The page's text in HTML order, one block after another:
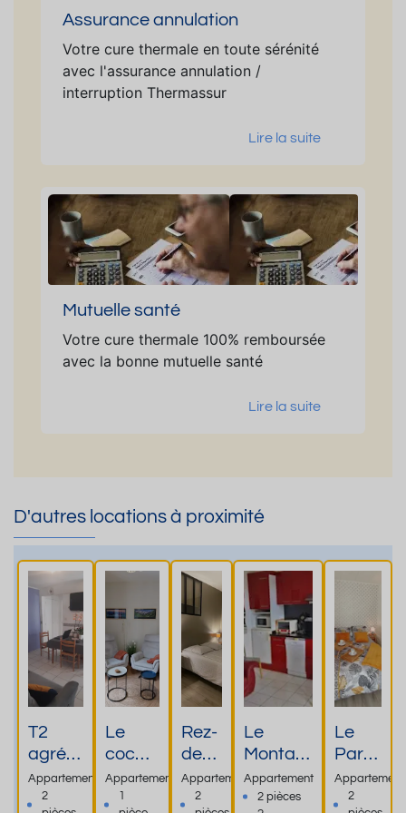
Assurance annulation
Votre cure thermale en toute sérénité
avec l'assurance annulation /
interruption Thermassur
Lire la suite
Mutuelle santé
Votre cure thermale 100% remboursée
avec la bonne mutuelle santé
Lire la suite
D'autres locations à proximité
T2
agréa
ble
face
Appartement
2
Le
cocon
de
Mario
Appartement
1
Rez-
de-
chau
ssée
Appartement
2
Le
Montaig
u
Logeme
Appartement
2 pièces
Le
Para
dor-
RDC-
Appartement
2